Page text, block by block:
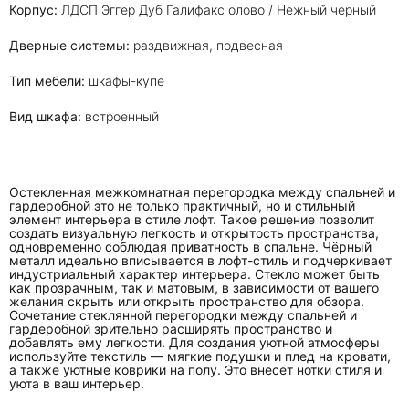
Корпус: ЛДСП Эггер Дуб Галифакс олово / Нежный черный
Дверные системы: раздвижная, подвесная
Тип мебели: шкафы-купе
Вид шкафа: встроенный
Остекленная межкомнатная перегородка между спальней и
гардеробной это не только практичный, но и стильный
элемент интерьера в стиле лофт. Такое решение позволит
создать визуальную легкость и открытость пространства,
одновременно соблюдая приватность в спальне. Чёрный
металл идеально вписывается в лофт-стиль и подчеркивает
индустриальный характер интерьера. Стекло может быть
как прозрачным, так и матовым, в зависимости от вашего
желания скрыть или открыть пространство для обзора.
Сочетание стеклянной перегородки между спальней и
гардеробной зрительно расширять пространство и
добавлять ему легкости. Для создания уютной атмосферы
используйте текстиль — мягкие подушки и плед на кровати,
а также уютные коврики на полу. Это внесет нотки стиля и
уюта в ваш интерьер.